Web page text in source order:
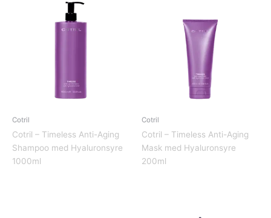
Cotril
Cotril – Timeless Anti-Aging
Shampoo med Hyaluronsyre
1000ml
Cotril
Cotril – Timeless Anti-Aging
Mask med Hyaluronsyre
200ml